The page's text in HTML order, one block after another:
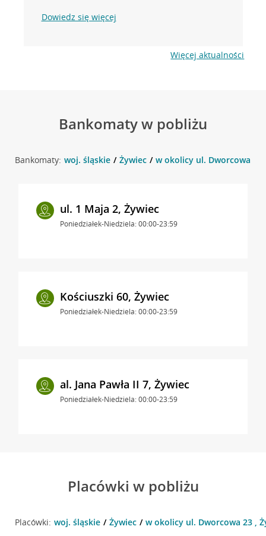
Dowiedz się więcej
Więcej aktualności
Bankomaty w pobliżu
Bankomaty: woj. śląskie Żywiec w okolicy ul. Dworcowa 23
ul. 1 Maja 2, Żywiec
Poniedziałek-Niedziela: 00:00-23:59
Kościuszki 60, Żywiec
Poniedziałek-Niedziela: 00:00-23:59
al. Jana Pawła II 7, Żywiec
Poniedziałek-Niedziela: 00:00-23:59
Placówki w pobliżu
Placówki: woj. śląskie Żywiec w okolicy ul. Dworcowa 23 ,